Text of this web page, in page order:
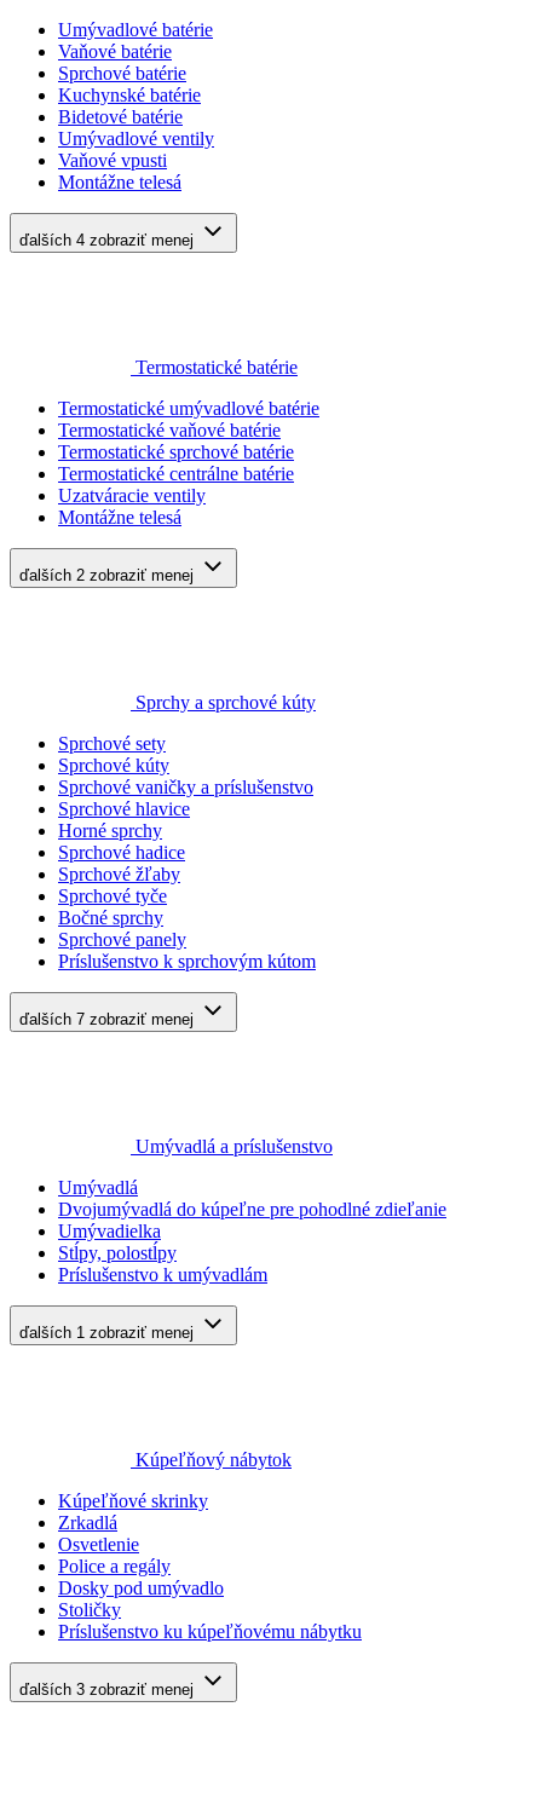
Umývadlové batérie
Vaňové batérie
Sprchové batérie
Kuchynské batérie
Bidetové batérie
Umývadlové ventily
Vaňové vpusti
Montážne telesá
ďalších 4 zobraziť menej
Termostatické batérie
Termostatické umývadlové batérie
Termostatické vaňové batérie
Termostatické sprchové batérie
Termostatické centrálne batérie
Uzatváracie ventily
Montážne telesá
ďalších 2 zobraziť menej
Sprchy a sprchové kúty
Sprchové sety
Sprchové kúty
Sprchové vaničky a príslušenstvo
Sprchové hlavice
Horné sprchy
Sprchové hadice
Sprchové žľaby
Sprchové tyče
Bočné sprchy
Sprchové panely
Príslušenstvo k sprchovým kútom
ďalších 7 zobraziť menej
Umývadlá a príslušenstvo
Umývadlá
Dvojumývadlá do kúpeľne pre pohodlné zdieľanie
Umývadielka
Stĺpy, polostĺpy
Príslušenstvo k umývadlám
ďalších 1 zobraziť menej
Kúpeľňový nábytok
Kúpeľňové skrinky
Zrkadlá
Osvetlenie
Police a regály
Dosky pod umývadlo
Stoličky
Príslušenstvo ku kúpeľňovému nábytku
ďalších 3 zobraziť menej